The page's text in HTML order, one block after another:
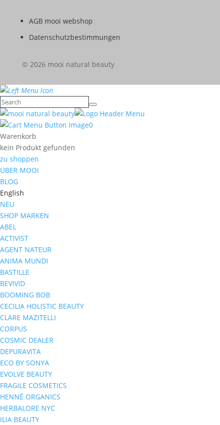
AGB mooi webshop
Datenschutzbestimmungen
© 2026 mooi natural beauty
0
Warenkorb
kein Produkt gefunden
zu shoppen
ÜBER MOOI
BLOG
English
NEU
SHOP MARKEN
ABEL
ACTIVIST
AGENT NATEUR
ANIMA MUNDI
BASTILLE
BEVIVID
BOOMING BOB
CECILIA HOLISTIC BEAUTY
CLARE MAZITELLI
CORPUS
COSMIC DEALER
DEPURAVITA
ECO BY SONYA
EVOLVE BEAUTY
FRAGILE COSMETICS
HENNÉ ORGANICS
HERBALORE NYC
ILIA BEAUTY